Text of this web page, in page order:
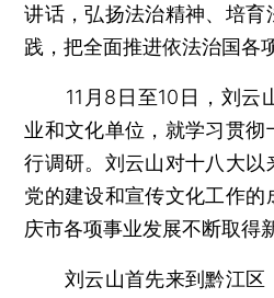
讲话，弘扬法治精神、培育
践，把全面推进依法治国各
11月8日至10日，刘云
业和文化单位，就学习贯
行调研。刘云山对十八大以
党的建设和宣传文化工作
庆市各项事业发展不断取得
刘云山首先来到黔江区